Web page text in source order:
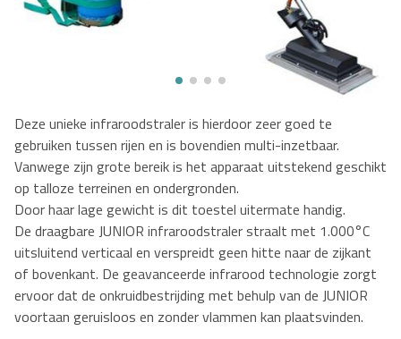
Deze unieke infraroodstraler is hierdoor zeer goed te
gebruiken tussen rijen en is bovendien multi-inzetbaar.
Vanwege zijn grote bereik is het apparaat uitstekend geschikt
op talloze terreinen en ondergronden.
Door haar lage gewicht is dit toestel uitermate handig.
De draagbare JUNIOR infraroodstraler straalt met 1.000°C
uitsluitend verticaal en verspreidt geen hitte naar de zijkant
of bovenkant. De geavanceerde infrarood technologie zorgt
ervoor dat de onkruidbestrijding met behulp van de JUNIOR
voortaan geruisloos en zonder vlammen kan plaatsvinden.